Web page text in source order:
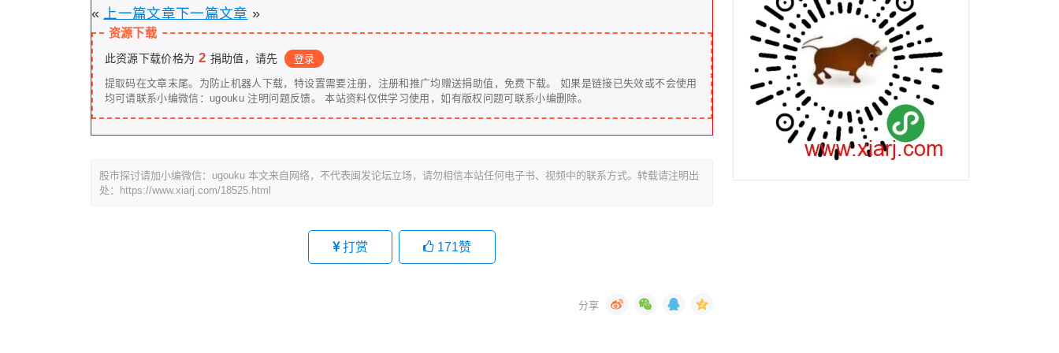
« 上一篇文章下一篇文章 »
资源下载
此资源下载价格为 2 捐助值，请先 登录
提取码在文章末尾。为防止机器人下载，特设置需要注册，注册和推广均赠送捐助值，免费下载。 如果是链接已失效或不会使用
均可请联系小编微信：ugouku 注明问题反馈。 本站资料仅供学习使用，如有版权问题可联系小编删除。
股市探讨请加小编微信：ugouku 本文来自网络，不代表闽发论坛立场，请勿相信本站任何电子书、视频中的联系方式。转载请注明出
处：https://www.xiarj.com/18525.html
打赏 171赞